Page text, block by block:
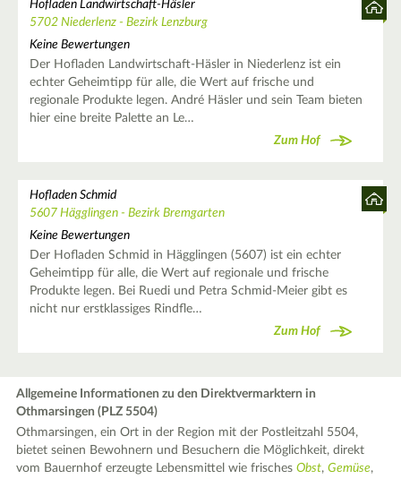
Hofladen Landwirtschaft-Häsler
5702 Niederlenz - Bezirk Lenzburg
Keine Bewertungen
Der Hofladen Landwirtschaft-Häsler in Niederlenz ist ein
echter Geheimtipp für alle, die Wert auf frische und
regionale Produkte legen. André Häsler und sein Team bieten
hier eine breite Palette an Le…
Zum Hof
Hofladen Schmid
5607 Hägglingen - Bezirk Bremgarten
Keine Bewertungen
Der Hofladen Schmid in Hägglingen (5607) ist ein echter
Geheimtipp für alle, die Wert auf regionale und frische
Produkte legen. Bei Ruedi und Petra Schmid-Meier gibt es
nicht nur erstklassiges Rindfle…
Zum Hof
Allgemeine Informationen zu den Direktvermarktern in
Othmarsingen (PLZ 5504)
Othmarsingen, ein Ort in der Region mit der Postleitzahl 5504,
bietet seinen Bewohnern und Besuchern die Möglichkeit, direkt
vom Bauernhof erzeugte Lebensmittel wie frischesObst,Gemüse,